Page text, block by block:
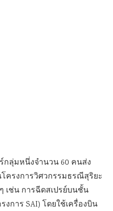
กลุ่มหนึ่งจำนวน 60 คนส่ง
ครงการวิศวกรรมธรณีสุริยะ
เช่น การฉีดสเปรย์บนชั้น
งการ SAI) โดยใช้เครื่องบิน